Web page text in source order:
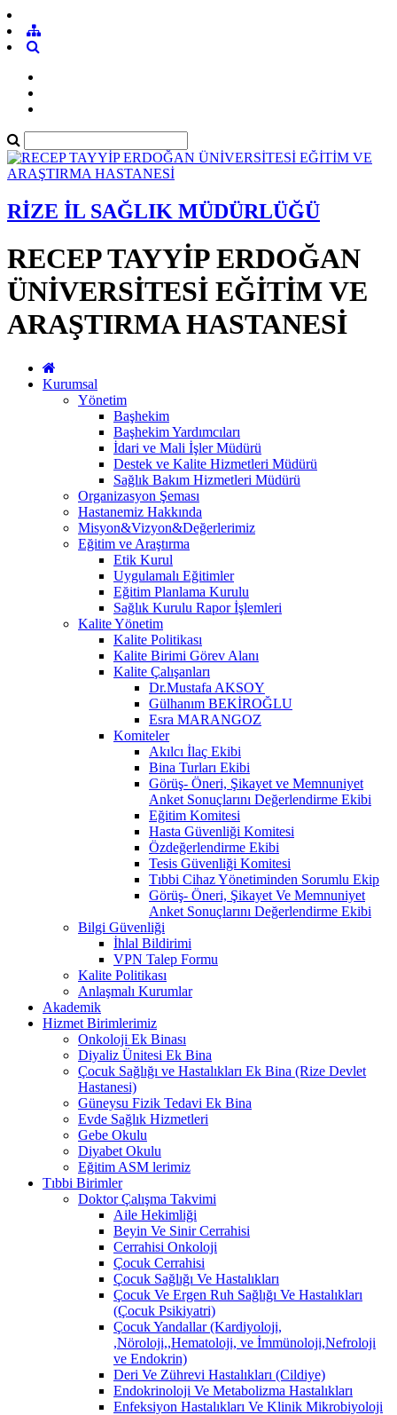
RİZE İL SAĞLIK MÜDÜRLÜĞÜ
RECEP TAYYİP ERDOĞAN
ÜNİVERSİTESİ EĞİTİM VE
ARAŞTIRMA HASTANESİ
Kurumsal
Yönetim
Başhekim
Başhekim Yardımcıları
İdari ve Mali İşler Müdürü
Destek ve Kalite Hizmetleri Müdürü
Sağlık Bakım Hizmetleri Müdürü
Organizasyon Şeması
Hastanemiz Hakkında
Misyon&Vizyon&Değerlerimiz
Eğitim ve Araştırma
Etik Kurul
Uygulamalı Eğitimler
Eğitim Planlama Kurulu
Sağlık Kurulu Rapor İşlemleri
Kalite Yönetim
Kalite Politikası
Kalite Birimi Görev Alanı
Kalite Çalışanları
Dr.Mustafa AKSOY
Gülhanım BEKİROĞLU
Esra MARANGOZ
Komiteler
Akılcı İlaç Ekibi
Bina Turları Ekibi
Görüş- Öneri, Şikayet ve Memnuniyet
Anket Sonuçlarını Değerlendirme Ekibi
Eğitim Komitesi
Hasta Güvenliği Komitesi
Özdeğerlendirme Ekibi
Tesis Güvenliği Komitesi
Tıbbi Cihaz Yönetiminden Sorumlu Ekip
Görüş- Öneri, Şikayet Ve Memnuniyet
Anket Sonuçlarını Değerlendirme Ekibi
Bilgi Güvenliği
İhlal Bildirimi
VPN Talep Formu
Kalite Politikası
Anlaşmalı Kurumlar
Akademik
Hizmet Birimlerimiz
Onkoloji Ek Binası
Diyaliz Ünitesi Ek Bina
Çocuk Sağlığı ve Hastalıkları Ek Bina (Rize Devlet
Hastanesi)
Güneysu Fizik Tedavi Ek Bina
Evde Sağlık Hizmetleri
Gebe Okulu
Diyabet Okulu
Eğitim ASM lerimiz
Tıbbi Birimler
Doktor Çalışma Takvimi
Aile Hekimliği
Beyin Ve Sinir Cerrahisi
Cerrahisi Onkoloji
Çocuk Cerrahisi
Çocuk Sağlığı Ve Hastalıkları
Çocuk Ve Ergen Ruh Sağlığı Ve Hastalıkları
(Çocuk Psikiyatri)
Çocuk Yandallar (Kardiyoloji,
,Nöroloji,,Hematoloji, ve İmmünoloji,Nefroloji
ve Endokrin)
Deri Ve Zührevi Hastalıkları (Cildiye)
Endokrinoloji Ve Metabolizma Hastalıkları
Enfeksiyon Hastalıkları Ve Klinik Mikrobiyoloji